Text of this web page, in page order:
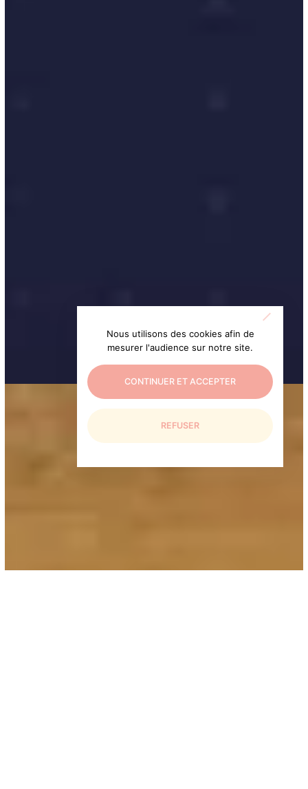
Nous utilisons des cookies afin de
mesurer l'audience sur notre site.
CONTINUER ET ACCEPTER
REFUSER